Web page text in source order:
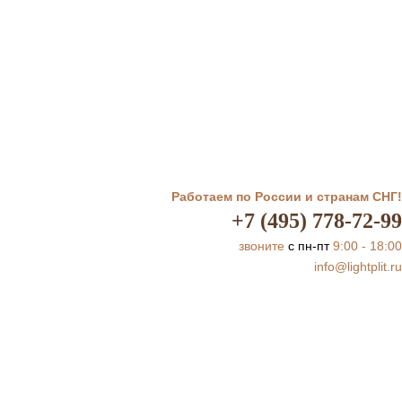
Работаем по России и странам СНГ!
+7 (495) 778-72-99
звоните с пн-пт9:00 - 18:00
info@lightplit.ru